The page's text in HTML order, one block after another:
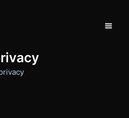
a casa